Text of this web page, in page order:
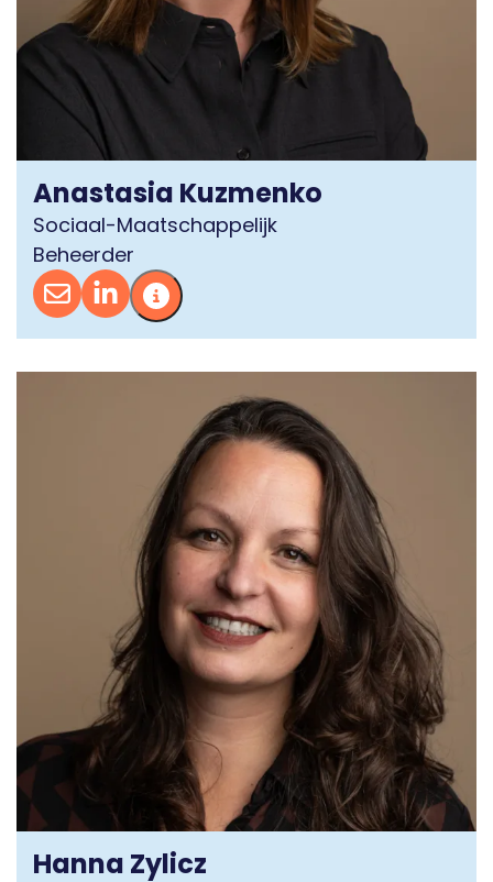
Anastasia Kuzmenko
Sociaal-Maatschappelijk
Beheerder
Hanna Zylicz